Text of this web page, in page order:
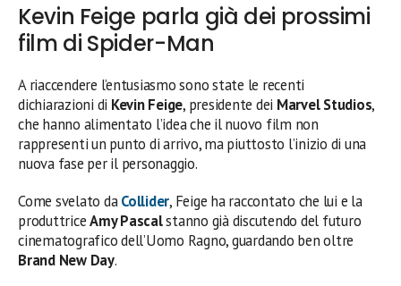
Kevin Feige parla già dei prossimi
film di Spider-Man
A riaccendere l’entusiasmo sono state le recenti
dichiarazioni di Kevin Feige, presidente dei Marvel Studios,
che hanno alimentato l’idea che il nuovo film non
rappresenti un punto di arrivo, ma piuttosto l’inizio di una
nuova fase per il personaggio.
Come svelato daCollider, Feige ha raccontato che lui e la
produttriceAmy Pascalstanno già discutendo del futuro
cinematografico dell’Uomo Ragno, guardando ben oltre
Brand New Day.